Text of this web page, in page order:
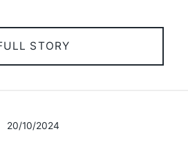
STORY
20/10/2024